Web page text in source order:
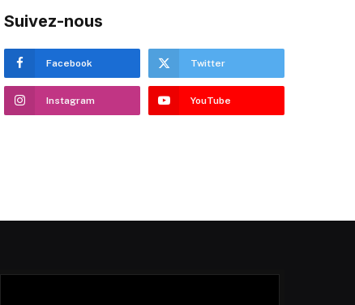
Suivez-nous
Facebook Twitter
Instagram YouTube